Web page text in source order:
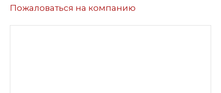
Пожаловаться на компанию